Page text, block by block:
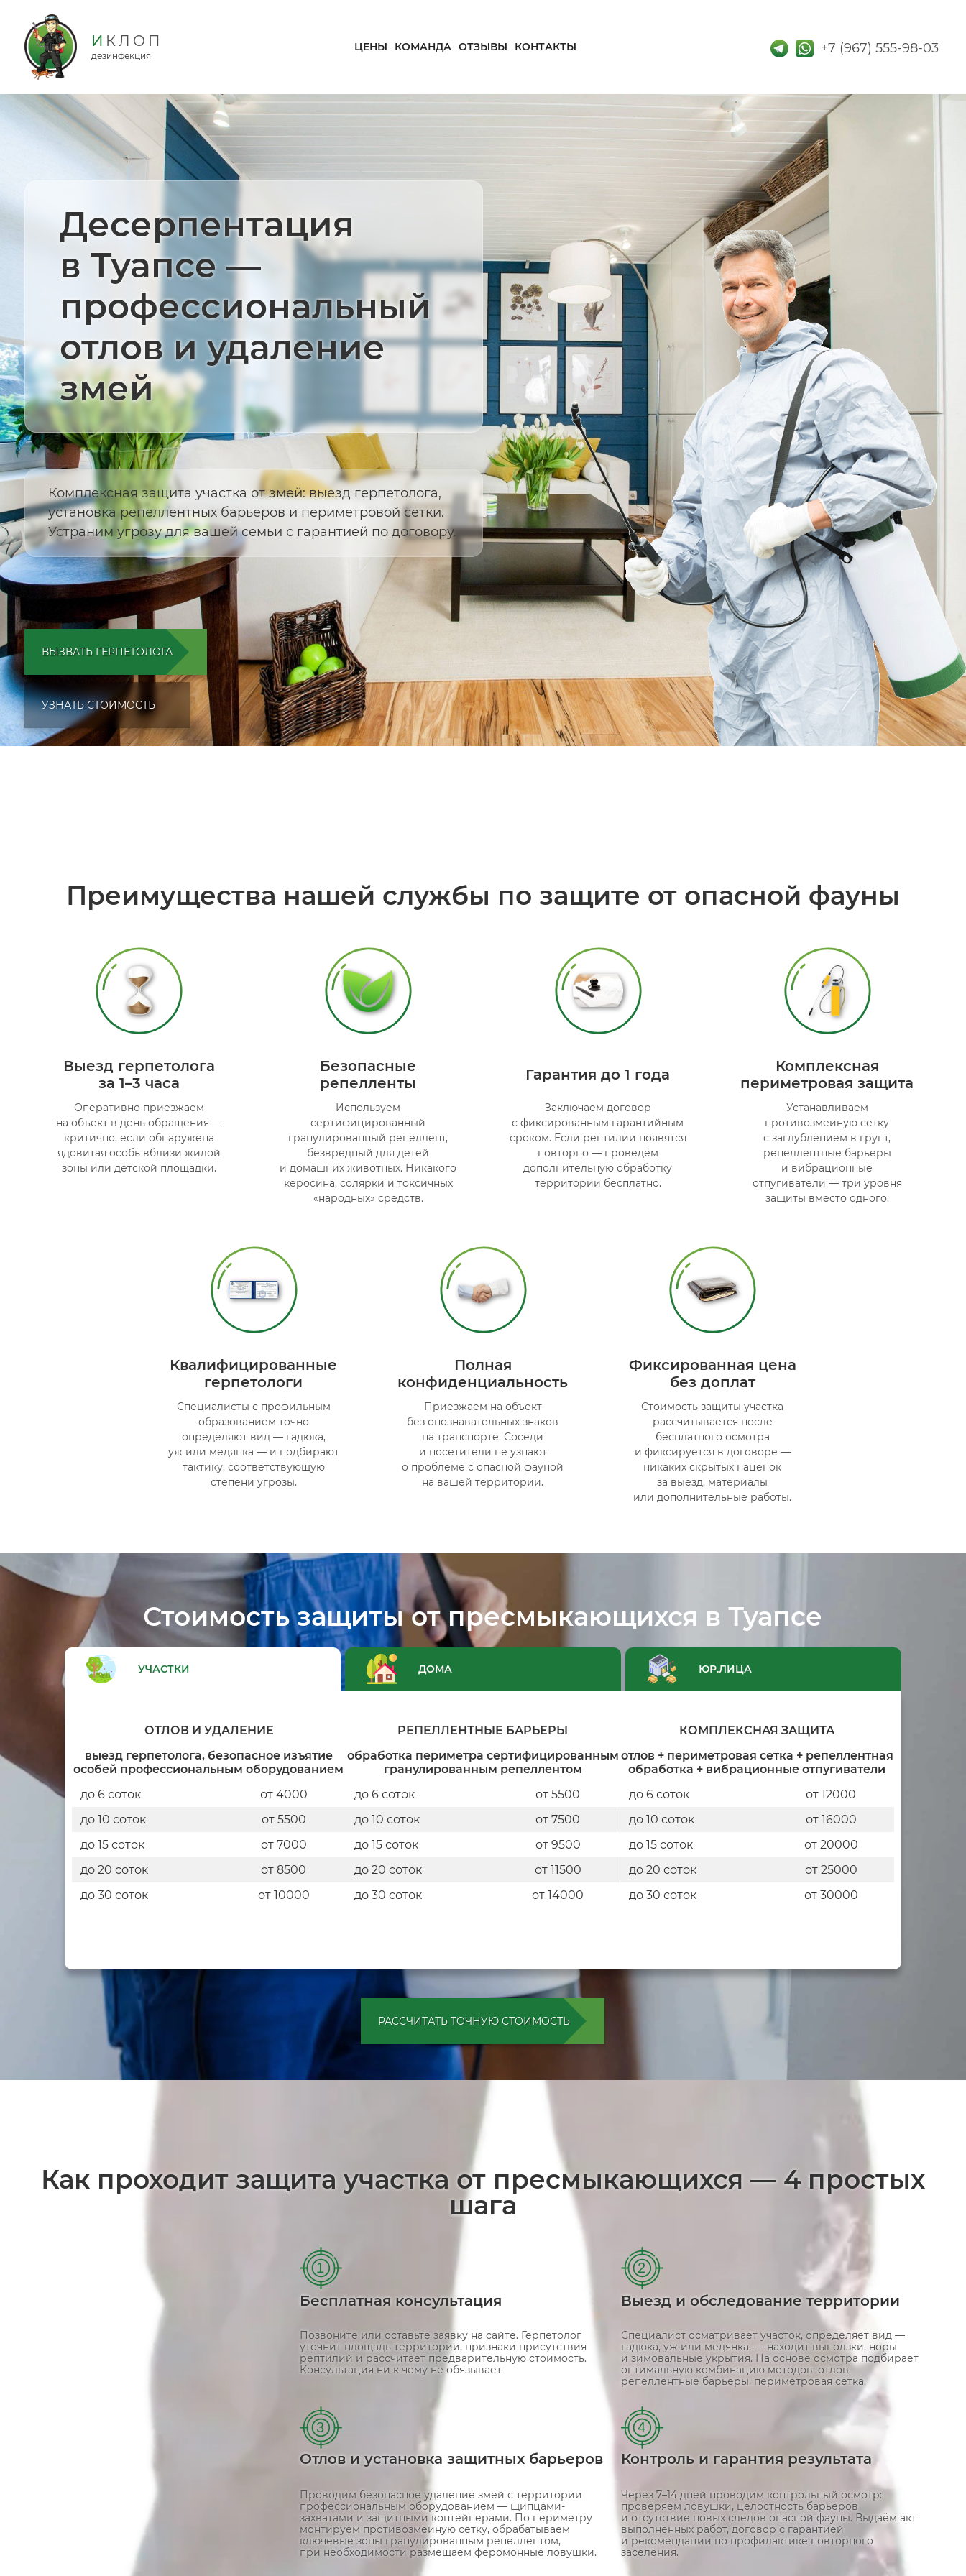
дезинфекция
ЦЕНЫ КОМАНДА ОТЗЫВЫ КОНТАКТЫ
Десерпентация
в Туапсе —
профессиональный
отлов и удаление
змей
Комплексная защита участка от змей: выезд герпетолога,
установка репеллентных барьеров и периметровой сетки.
Устраним угрозу для вашей семьи с гарантией по договору.
ВЫЗВАТЬ ГЕРПЕТОЛОГА
УЗНАТЬ СТОИМОСТЬ
Преимущества нашей службы по защите от опасной фауны
Выезд герпетолога
за 1–3 часа
Оперативно приезжаем
на объект в день обращения —
критично, если обнаружена
ядовитая особь вблизи жилой
зоны или детской площадки.
Безопасные
репелленты
Используем
сертифицированный
гранулированный репеллент,
безвредный для детей
и домашних животных. Никакого
керосина, солярки и токсичных
«народных» средств.
Гарантия до 1 года
Заключаем договор
с фиксированным гарантийным
сроком. Если рептилии появятся
повторно — проведём
дополнительную обработку
территории бесплатно.
Комплексная
периметровая защита
Устанавливаем
противозмеиную сетку
с заглублением в грунт,
репеллентные барьеры
и вибрационные
отпугиватели — три уровня
защиты вместо одного.
Квалифицированные
герпетологи
Специалисты с профильным
образованием точно
определяют вид — гадюка,
уж или медянка — и подбирают
тактику, соответствующую
степени угрозы.
Полная
конфиденциальность
Приезжаем на объект
без опознавательных знаков
на транспорте. Соседи
и посетители не узнают
о проблеме с опасной фауной
на вашей территории.
Фиксированная цена
без доплат
Стоимость защиты участка
рассчитывается после
бесплатного осмотра
и фиксируется в договоре —
никаких скрытых наценок
за выезд, материалы
или дополнительные работы.
Стоимость защиты от пресмыкающихся в Туапсе
УЧАСТКИ ДОМА ЮР.ЛИЦА
ОТЛОВ И УДАЛЕНИЕ
выезд герпетолога, безопасное изъятие
особей профессиональным оборудованием
до 6 соток
от 4000
до 10 соток
от 5500
до 15 соток
от 7000
до 20 соток
от 8500
до 30 соток
от 10000
РЕПЕЛЛЕНТНЫЕ БАРЬЕРЫ
обработка периметра сертифицированным
гранулированным репеллентом
до 6 соток
от 5500
до 10 соток
от 7500
до 15 соток
от 9500
до 20 соток
от 11500
до 30 соток
от 14000
КОМПЛЕКСНАЯ ЗАЩИТА
отлов + периметровая сетка + репеллентная
обработка + вибрационные отпугиватели
до 6 соток
от 12000
до 10 соток
от 16000
до 15 соток
от 20000
до 20 соток
от 25000
до 30 соток
от 30000
РАССЧИТАТЬ ТОЧНУЮ СТОИМОСТЬ
Как проходит защита участка от пресмыкающихся — 4 простых
шага
1
Бесплатная консультация
Позвоните или оставьте заявку на сайте. Герпетолог
уточнит площадь территории, признаки присутствия
рептилий и рассчитает предварительную стоимость.
Консультация ни к чему не обязывает.
2
Выезд и обследование территории
Специалист осматривает участок, определяет вид —
гадюка, уж или медянка, — находит выползки, норы
и зимовальные укрытия. На основе осмотра подбирает
оптимальную комбинацию методов: отлов,
репеллентные барьеры, периметровая сетка.
3
Отлов и установка защитных барьеров
Проводим безопасное удаление змей с территории
профессиональным оборудованием — щипцами-
захватами и защитными контейнерами. По периметру
монтируем противозмеиную сетку, обрабатываем
ключевые зоны гранулированным репеллентом,
при необходимости размещаем феромонные ловушки.
4
Контроль и гарантия результата
Через 7–14 дней проводим контрольный осмотр:
проверяем ловушки, целостность барьеров
и отсутствие новых следов опасной фауны. Выдаём акт
выполненных работ, договор с гарантией
и рекомендации по профилактике повторного
заселения.